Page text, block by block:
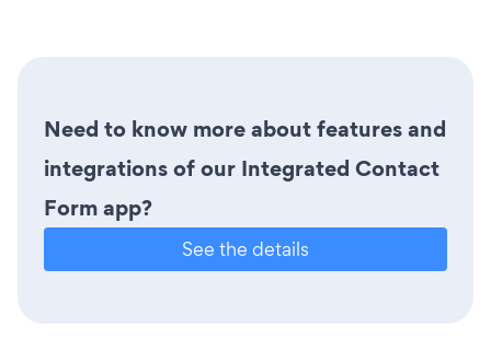
Need to know more about features and
integrations of our Integrated Contact
Form app?
See the details